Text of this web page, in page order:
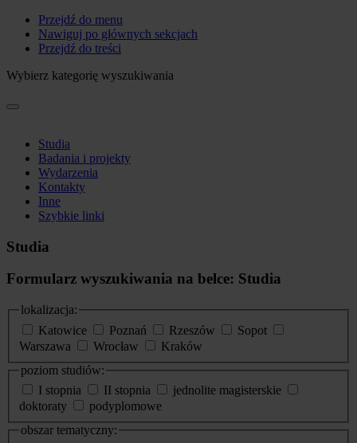
Przejdź do menu
Nawiguj po głównych sekcjach
Przejdź do treści
Wybierz kategorię wyszukiwania
Studia
Badania i projekty
Wydarzenia
Kontakty
Inne
Szybkie linki
Studia
Formularz wyszukiwania na belce: Studia
lokalizacja:
Katowice
Poznań Rzeszów
Sopot
Warszawa
Wrocław
Kraków
poziom studiów:
I stopnia
II stopnia
jednolite magisterskie
doktoraty
podyplomowe
obszar tematyczny: